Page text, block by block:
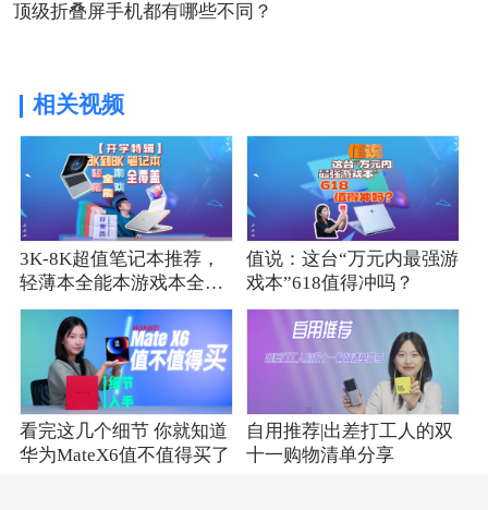
顶级折叠屏手机都有哪些不同？
相关视频
3K-8K超值笔记本推荐，
轻薄本全能本游戏本全覆
盖！
值说：这台“万元内最强游
戏本”618值得冲吗？
看完这几个细节 你就知道
华为MateX6值不值得买了
自用推荐|出差打工人的双
十一购物清单分享